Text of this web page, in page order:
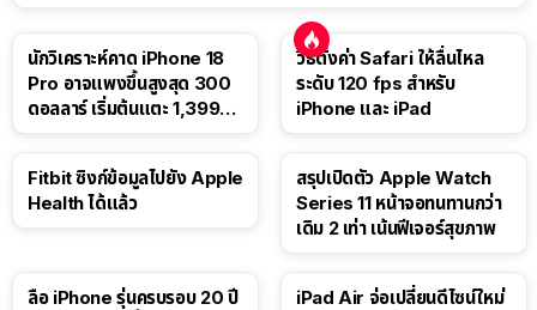
นักวิเคราะห์คาด iPhone 18
Pro อาจแพงขึ้นสูงสุด 300
ดอลลาร์ เริ่มต้นแตะ 1,399
วิธีตั้งค่า Safari ให้ลื่นไหล
ระดับ 120 fps สำหรับ
iPhone และ iPad
Fitbit ซิงก์ข้อมูลไปยัง Apple
Health ได้แล้ว
สรุปเปิดตัว Apple Watch
Series 11 หน้าจอทนทานกว่า
เดิม 2 เท่า เน้นฟีเจอร์สุขภาพ
ลือ iPhone รุ่นครบรอบ 20 ปี
iPad Air จ่อเปลี่ยนดีไซน์ใหม่